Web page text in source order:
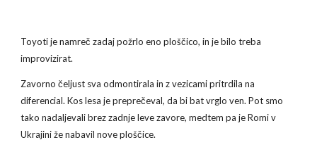
Toyoti je namreč zadaj požrlo eno ploščico, in je bilo treba
improvizirat.
Zavorno čeljust sva odmontirala in z vezicami pritrdila na
diferencial. Kos lesa je preprečeval, da bi bat vrglo ven. Pot smo
tako nadaljevali brez zadnje leve zavore, medtem pa je Romi v
Ukrajini že nabavil nove ploščice.